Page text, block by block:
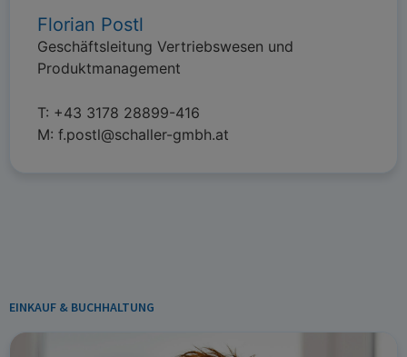
Florian Postl
Geschäftsleitung Vertriebswesen und
Produktmanagement
T: +43 3178 28899-416
M: f.postl@schaller-gmbh.at
EINKAUF & BUCHHALTUNG